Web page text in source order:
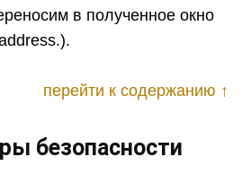
в полученное окно
перейти к содержанию ↑
безопасности